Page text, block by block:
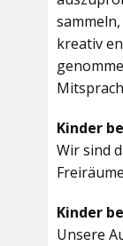
kreativ
Kinder
Wir sind
Kinder
Unsere